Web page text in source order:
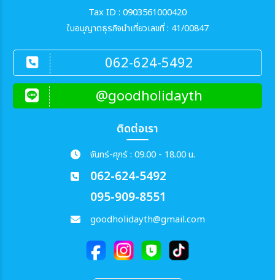
Tax ID : 0903561000420
ใบอนุญาตธุรกิจนำเที่ยวเลขที่ : 41/00847
062-624-5492
@goodholidayth
ติดต่อเรา
จันทร์-ศุกร์ : 09.00 - 18.00 น.
062-624-5492
095-909-8551
goodholidayth@gmail.com